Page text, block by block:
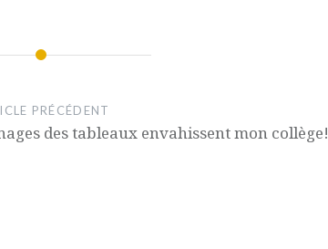
PRÉCÉDENT
des tableaux envahissent mon collège!